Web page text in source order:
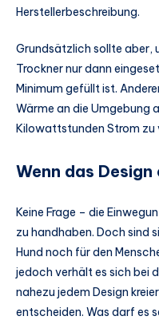
Herstellerbeschreibung.
Grundsätzlich sollte aber,
Trockner nur dann
Minimum gefüllt ist.
Wärme an die Umgebung
Kilowattstunden Strom zu
Wenn das Design
Keine Frage – die
zu handhaben. Doch sind
Hund noch für den
jedoch verhält es sich bei
nahezu jedem Design
entscheiden. Was darf es